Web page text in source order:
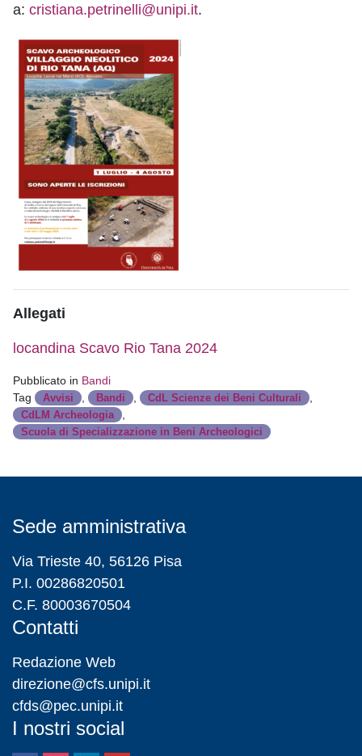
a: cristiana.petrinelli@unipi.it.
Allegati
locandina Scavo Rio Tana 2024
Pubblicato in Bandi
Tag
Avvisi Bandi CdL Scienze dei Beni Culturali
CdLM Archeologia
Scuola di Specializzazione in Beni Archeologici
Sede amministrativa
Via Trieste 40, 56126 Pisa
P.I. 00286820501
C.F. 80003670504
Contatti
Redazione Web
direzione@cfs.unipi.it
cfds@pec.unipi.it
I nostri social